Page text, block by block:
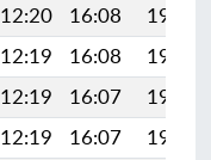
12:20 16:08
19:18
12:19 16:08
19:17
12:19 16:07
19:16
12:19 16:07
19:14